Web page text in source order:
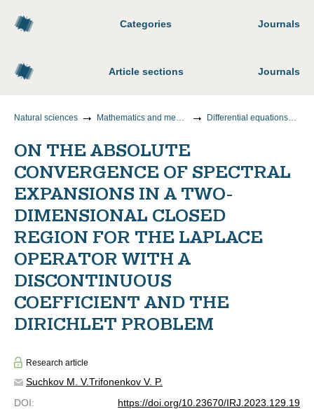
Categories Journals
Article sections Journals
Natural sciences Mathematics and mechanics Differential equations, dynamical systems and optimal control
ON THE ABSOLUTE
CONVERGENCE OF SPECTRAL
EXPANSIONS IN A TWO-
DIMENSIONAL CLOSED
REGION FOR THE LAPLACE
OPERATOR WITH A
DISCONTINUOUS
COEFFICIENT AND THE
DIRICHLET PROBLEM
Research article
Suchkov M. V.Trifonenkov V. P.
DOI:
https://doi.org/10.23670/IRJ.2023.129.19